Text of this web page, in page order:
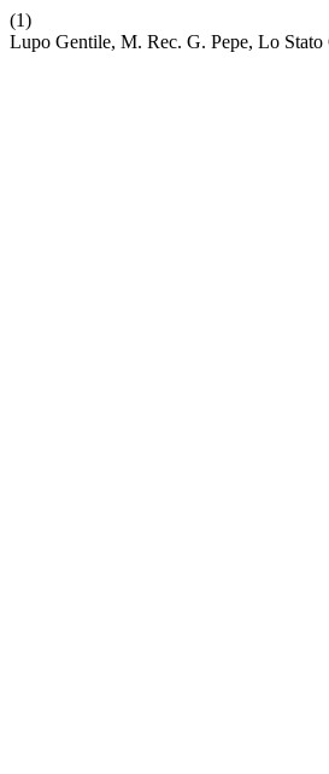
(1)
Lupo Gentile, M. Rec. G. Pepe, Lo